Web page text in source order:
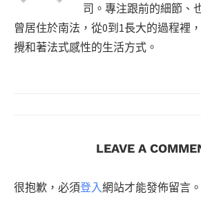
司。專注跟前的細節、
曾居住於南法，從0到1長大的過程裡
攪和著法式感性的生活方式。
LEAVE A
很抱歉，必須登入網站才能發佈留言。